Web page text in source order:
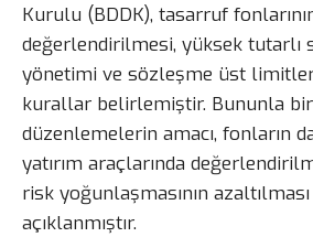
Kurulu (BDDK), tasarruf
değerlendirilmesi, yüksek tutarlı
yönetimi ve sözleşme üst
kurallar belirlemiştir. Bununla
düzenlemelerin amacı, fonların
yatırım araçlarında
risk yoğunlaşmasının
açıklanmıştır.